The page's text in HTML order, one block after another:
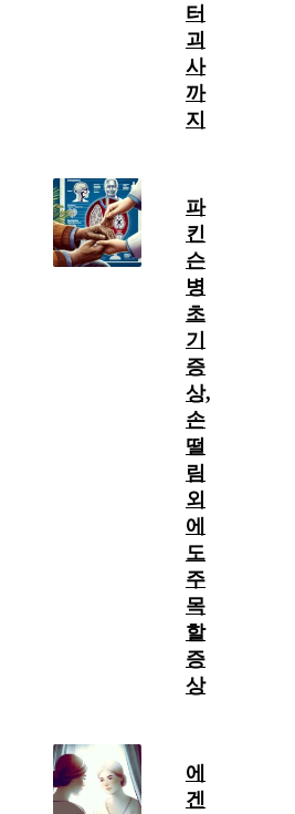
터
괴
사
까
지
파
킨
슨
병
초
기
증
상,
손
떨
림
외
에
도
주
목
할
증
상
에
겐